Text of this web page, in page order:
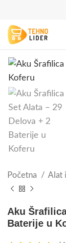
Početna Alat
Aku
Baterije u